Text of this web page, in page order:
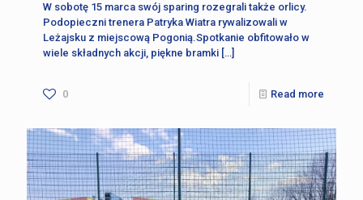
W sobotę 15 marca swój sparing rozegrali także orlicy.
Podopieczni trenera Patryka Wiatra rywalizowali w
Leżajsku z miejscową Pogonią.Spotkanie obfitowało w
wiele składnych akcji, piękne bramki […]
0 Read more